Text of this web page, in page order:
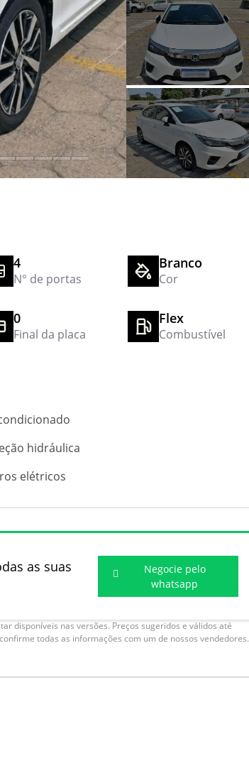
4
N° de portas
Branco
Cor
0
Final da placa
Flex
Combustível
hidráulica
elétricos
as suas
Negocie pelo
whatsapp
disponíveis nas versões. Preços sugeridos e válidos até
todas as informações com um de nossos vendedores.